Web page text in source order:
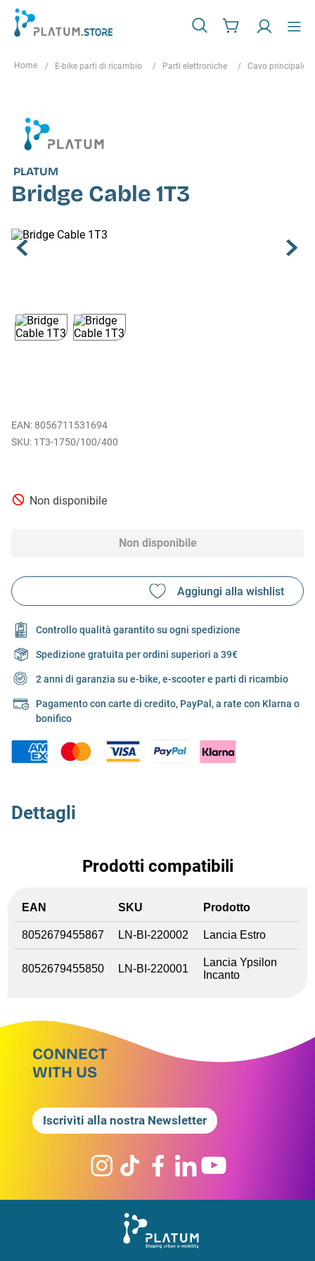
E-bike parti di ricambio Parti elettroniche Cavo principale
PLATUM
Bridge Cable 1T3
EAN: 8056711531694
1T3-1750/100/400
Non disponibile
Non disponibile
Controllo qualità garantito su ogni spedizione
Spedizione gratuita per ordini superiori a 39€
2 anni di garanzia su e-bike, e-scooter e parti di ricambio
Pagamento con carte di credito, PayPal, a rate con Klarna o
bonifico
Dettagli
Prodotti compatibili
EAN SKU Prodotto
8052679455867 LN-BI-220002 Lancia Estro
8052679455850 LN-BI-220001
Lancia Ypsilon
Incanto
CONNECT
WITH US
Iscriviti alla nostra Newsletter